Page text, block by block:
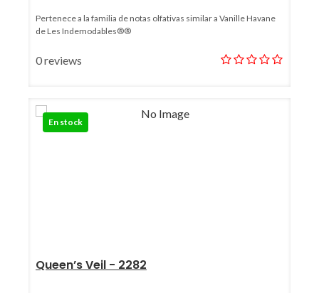
Pertenece a la familia de notas olfativas similar a Vanille Havane
de Les Indemodables®®
0 reviews
En stock
Queen’s Veil - 2282